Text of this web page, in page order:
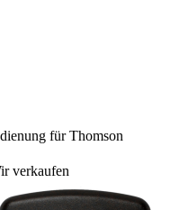
für Thomson
verkaufen